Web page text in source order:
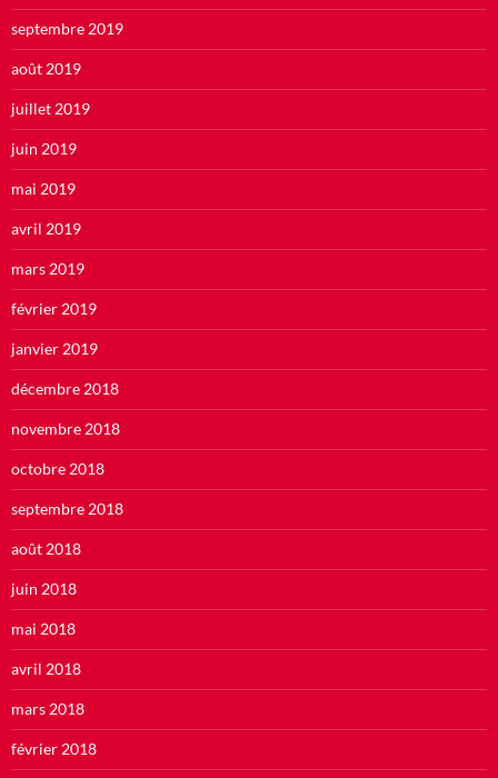
septembre 2019
août 2019
juillet 2019
juin 2019
mai 2019
avril 2019
mars 2019
février 2019
janvier 2019
décembre 2018
novembre 2018
octobre 2018
septembre 2018
août 2018
juin 2018
mai 2018
avril 2018
mars 2018
février 2018